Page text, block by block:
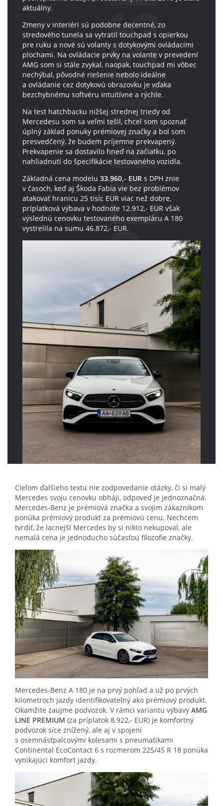
aktuálny.
Zmeny v interiéri sú podobne decentné, zo
stredového tunela sa vytratil touchpad s opierkou
pre ruku a nové sú volanty s dotykovými ovládacími
plochami. Na ovládacie prvky na volante v prevedení
AMG som si stále zvykal, naopak, touchpad mi vôbec
nechýbal, pôvodné riešenie nebolo ideálne
a ovládanie cez dotykovú obrazovku je vďaka
bezchybnému softvéru intuitívne a rýchle.
Na test hatchbacku nižšej strednej triedy od
Mercedesu som sa veľmi tešil, chcel som spoznať
úplný základ ponuky prémiovej značky a bol som
presvedčený, že budem príjemne prekvapený.
Prekvapenie sa dostavilo hneď na začiatku, po
nahliadnutí do špecifikácie testovaného vozidla.
Základná cena modelu 33.960,- EUR s DPH znie
v časoch, keď aj Škoda Fabia vie bez problémov
atakovať hranicu 25 tisíc EUR viac než dobre,
príplatková výbava v hodnote 12.912,- EUR však
výslednú cenovku testovaného exempláru A 180
vystrelila na sumu 46.872,- EUR.
Cieľom ďalšieho textu nie zodpovedanie otázky, či si malý
Mercedes svoju cenovku obháji, odpoveď je jednoznačná.
Mercedes-Benz je prémiová značka a svojim zákazníkom
ponúka prémiový produkt za prémiovú cenu. Nechcem
tvrdiť, že lacnejší Mercedes by si nikto nekupoval, ale
nemalá cena je jednoducho súčasťou filozofie značky.
Mercedes-Benz A 180 je na prvý pohľad a už po prvých
kilometroch jazdy identifikovateľný ako prémiový produkt.
Okamžite zaujme podvozok. V rámci variantu výbavy AMG
LINE PREMIUM (za príplatok 8.922,- EUR) je komfortný
podvozok síce znížený, ale aj v spojení
s osemnásťpalcovými kolesami s pneumatikami
Continental EcoContact 6 s rozmerom 225/45 R 18 ponúka
vynikajúci komfort jazdy.